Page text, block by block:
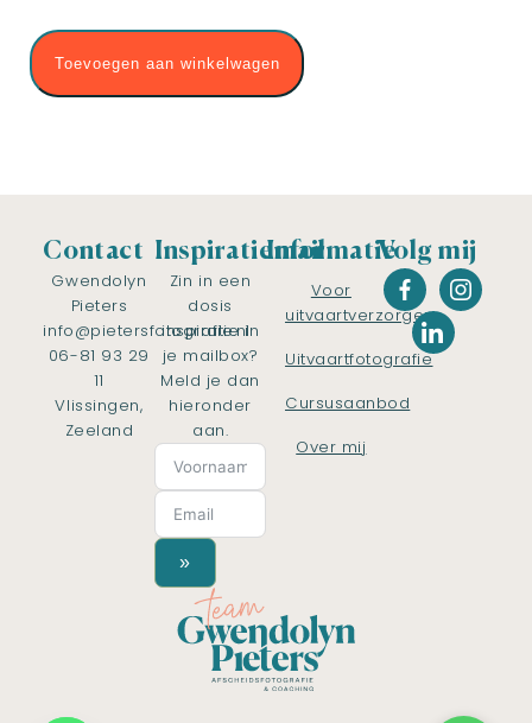
Toevoegen aan winkelwagen
Contact
Gwendolyn
Pieters
info@pietersfotografie.nl
06-81 93 29
11
Vlissingen,
Zeeland
Inspiratiemail
Zin in een
dosis
inspiratie in
je mailbox?
Meld je dan
hieronder
aan.
»
Informatie
Voor
uitvaartverzorgers
Uitvaartfotografie
Cursusaanbod
Over mij
Volg mij